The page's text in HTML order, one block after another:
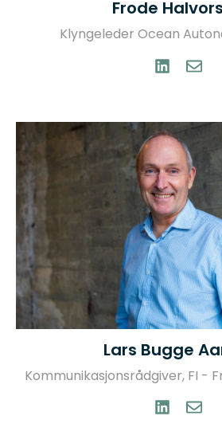
Frode
Klyngeleder Ocean
Lars Bugge
Kommunikasjonsrådgiver, FI -